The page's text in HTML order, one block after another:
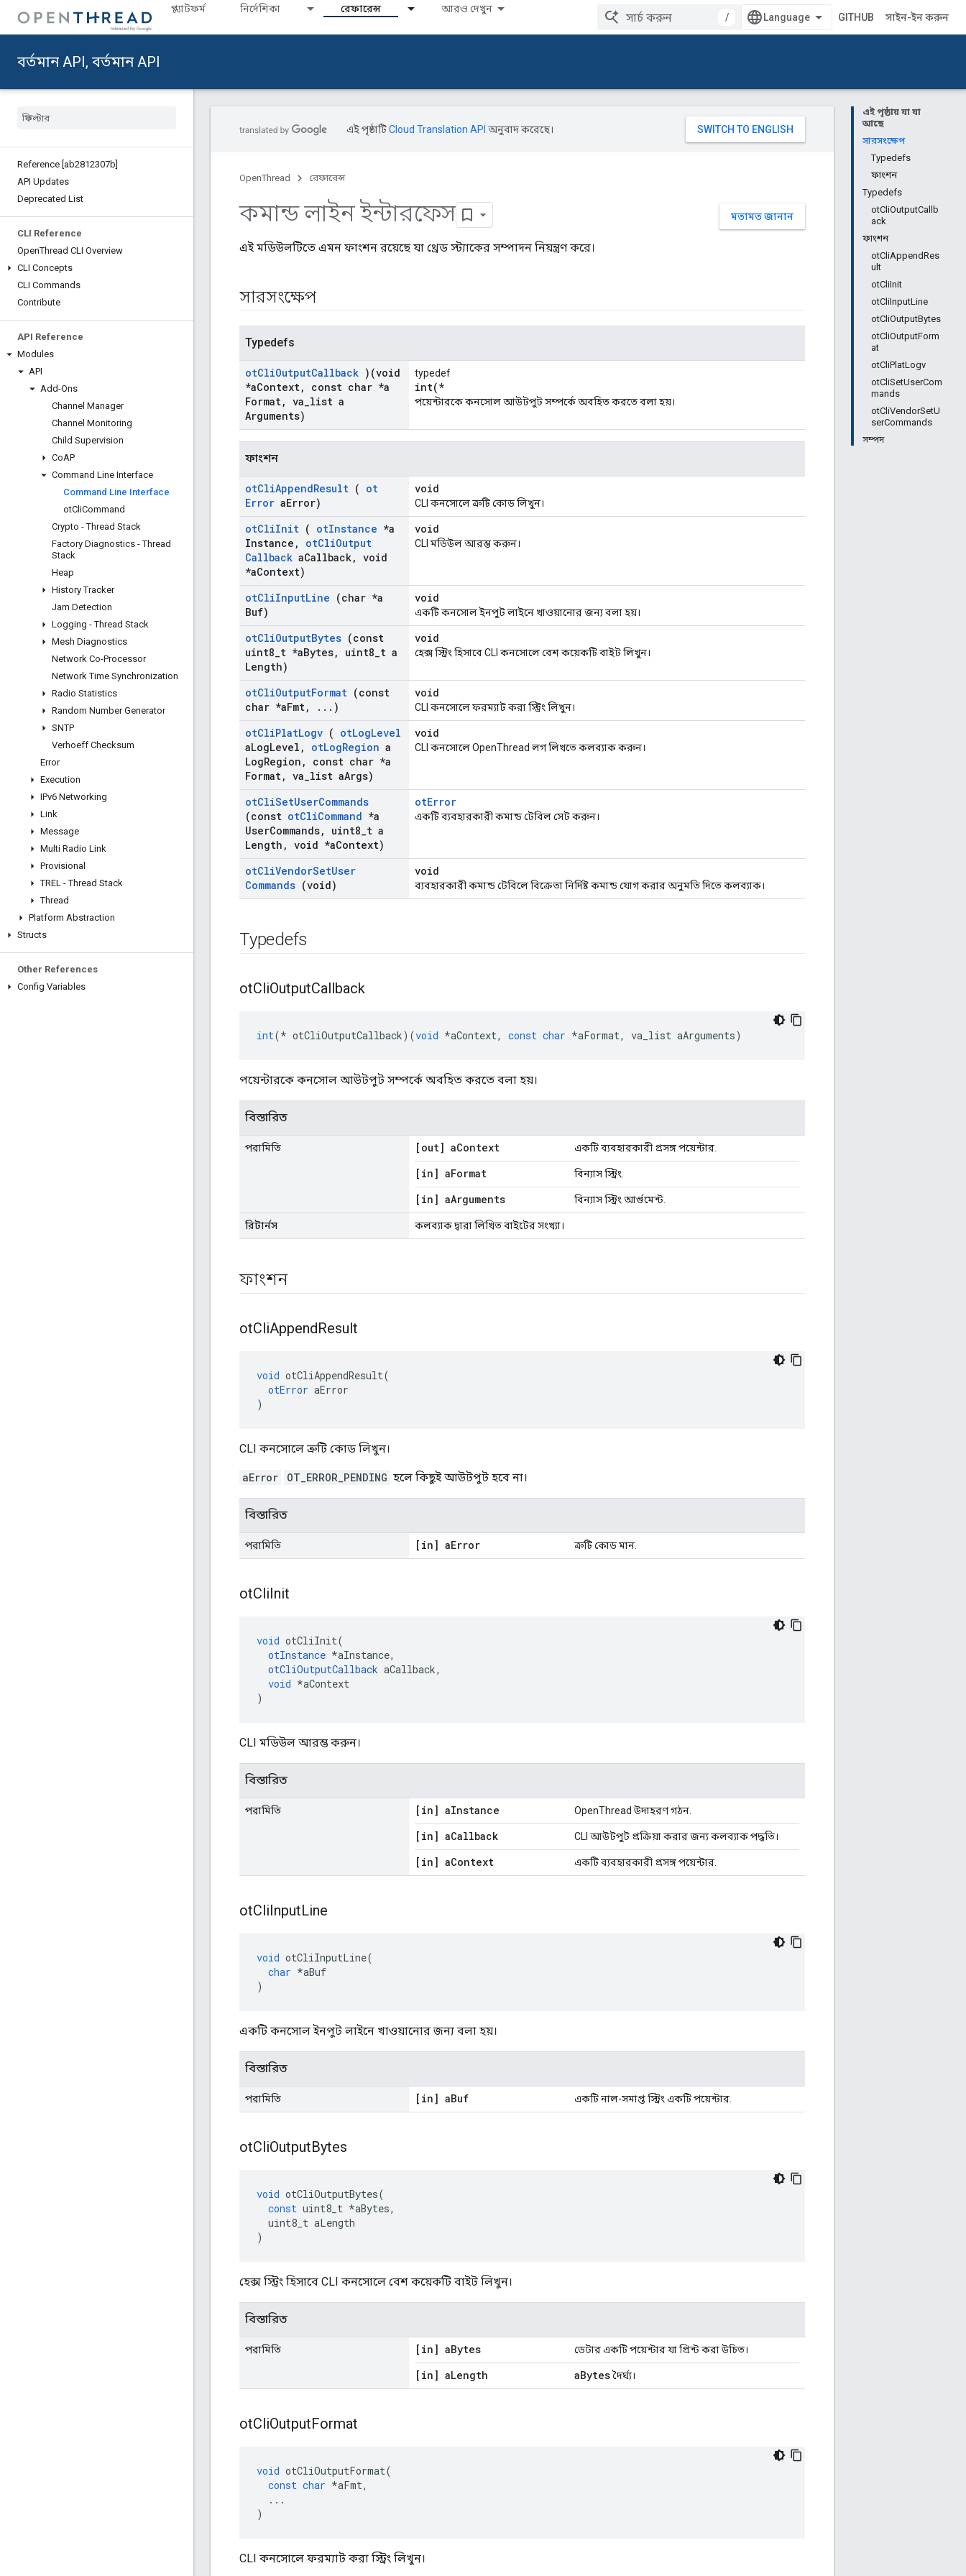
প্ল্যাটফর্ম নির্দেশিকা রেফারেন্স আরও দেখুন
/ GITHUB সাইন-ইন করুন
বর্তমান API, বর্তমান API
Reference [ab2812307b]
API Updates
Deprecated List
CLI Reference
OpenThread CLI Overview
CLI Concepts
CLI Commands
Contribute
API Reference
Modules
API
Add-Ons
Channel Manager
Channel Monitoring
Child Supervision
CoAP
Command Line Interface
Command Line Interface
otCliCommand
Crypto - Thread Stack
Factory Diagnostics - Thread
Stack
Heap
History Tracker
Jam Detection
Logging - Thread Stack
Mesh Diagnostics
Network Co-Processor
Network Time Synchronization
Radio Statistics
Random Number Generator
SNTP
Verhoeff Checksum
Error
Execution
IPv6 Networking
Link
Message
Multi Radio Link
Provisional
TREL - Thread Stack
Thread
Platform Abstraction
Structs
Other References
Config Variables
এই পৃষ্ঠায় যা যা
আছে
সারসংক্ষেপ
Typedefs
ফাংশন
Typedefs
otCliOutputCallb
ack
ফাংশন
otCliAppendRes
ult
otCliInit
otCliInputLine
otCliOutputBytes
otCliOutputForm
at
otCliPlatLogv
otCliSetUserCom
mands
otCliVendorSetU
serCommands
সম্পদ
এই পৃষ্ঠাটিCloud Translation API অনুবাদ করেছে।
OpenThread রেফারেন্স
মতামত জানান
কমান্ড লাইন ইন্টারফেস
এই মডিউলটিতে এমন ফাংশন রয়েছে যা থ্রেড স্ট্যাকের সম্পাদন নিয়ন্ত্রণ করে।
সারসংক্ষেপ
Typedefs
otCliOutputCallback )(void
*aContext,
const char *a
Format, va list a
Arguments)
typedef
int(*
পয়েন্টারকে কনসোল আউটপুট সম্পর্কে অবহিত করতে বলা হয়।
ফাংশন
otCliAppendResult ( ot
Error aError)
void
CLI কনসোলে ত্রুটি কোড লিখুন।
otCliInit ( otInstance *a
Instance , otCliOutput
Callback aCallback, void
*aContext)
void
CLI মডিউল আরম্ভ করুন।
otCliInputLine (char *a
Buf)
void
একটি কনসোল ইনপুট লাইনে খাওয়ানোর জন্য বলা হয়।
otCliOutputBytes (const
uint8 t *aBytes, uint8 t a
Length)
void
হেক্স স্ট্রিং হিসাবে CLI কনসোলে বেশ কয়েকটি বাইট লিখুন।
otCliOutputFormat (const
char *aFmt, . . . )
void
CLI কনসোলে ফরম্যাট করা স্ট্রিং লিখুন।
otCliPlatLogv ( otLogLevel
aLogLevel , otLogRegion a
LogRegion ,
const char *a
Format, va list aArgs)
void
CLI কনসোলে OpenThread লগ লিখতে কলব্যাক করুন।
otCliSetUserCommands
(const otCliCommand *a
UserCommands, uint8 t a
Length , void *aContext)
otError
একটি ব্যবহারকারী কমান্ড টেবিল সেট করুন।
otCliVendorSetUser
Commands (void)
void
ব্যবহারকারী কমান্ড টেবিলে বিক্রেতা নির্দিষ্ট কমান্ড যোগ করার অনুমতি দিতে কলব্যাক।
Typedefs
otCliOutputCallback
int(* otCliOutputCallback)(void *aContext, const char *aFormat, va_list aArguments)
পয়েন্টারকে কনসোল আউটপুট সম্পর্কে অবহিত করতে বলা হয়।
বিস্তারিত
পরামিতি [out] aContext একটি ব্যবহারকারী প্রসঙ্গ পয়েন্টার.
[in] aFormat বিন্যাস স্ট্রিং.
[in] aArguments বিন্যাস স্ট্রিং আর্গুমেন্ট.
রিটার্নস কলব্যাক দ্বারা লিখিত বাইটের সংখ্যা।
ফাংশন
otCliAppendResult
void otCliAppendResult(
otError aError
)
CLI কনসোলে ত্রুটি কোড লিখুন।
aError OT_ERROR_PENDING হলে কিছুই আউটপুট হবে না।
বিস্তারিত
পরামিতি [in] aError ত্রুটি কোড মান.
otCliInit
void otCliInit(
otInstance *aInstance,
otCliOutputCallback aCallback,
void *aContext
)
CLI মডিউল আরম্ভ করুন।
বিস্তারিত
পরামিতি [in] aInstance OpenThread উদাহরণ গঠন.
[in] aCallback CLI আউটপুট প্রক্রিয়া করার জন্য কলব্যাক পদ্ধতি।
[in] aContext একটি ব্যবহারকারী প্রসঙ্গ পয়েন্টার.
otCliInputLine
void otCliInputLine(
char *aBuf
)
একটি কনসোল ইনপুট লাইনে খাওয়ানোর জন্য বলা হয়।
বিস্তারিত
পরামিতি [in] aBuf একটি নাল-সমাপ্ত স্ট্রিং একটি পয়েন্টার.
otCliOutputBytes
void otCliOutputBytes(
const uint8_t *aBytes,
uint8_t aLength
)
হেক্স স্ট্রিং হিসাবে CLI কনসোলে বেশ কয়েকটি বাইট লিখুন।
বিস্তারিত
পরামিতি [in] aBytes ডেটার একটি পয়েন্টার যা প্রিন্ট করা উচিত।
[in] aLength aBytesদৈর্ঘ্য।
otCliOutputFormat
void otCliOutputFormat(
const char *aFmt,
...
)
CLI কনসোলে ফরম্যাট করা স্ট্রিং লিখুন।